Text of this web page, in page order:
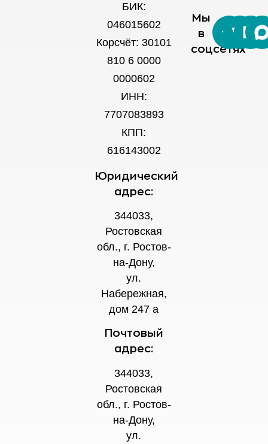
БИК:
046015602
Корсчёт: 30101
810 6 0000
0000602
ИНН:
7707083893
КПП:
616143002
Юридический
адрес:
344033,
Ростовская
обл., г. Ростов-
на-Дону,
ул.
Набережная,
дом 247 а
Почтовый
адрес:
344033,
Ростовская
обл., г. Ростов-
на-Дону,
ул.
Мы
в
соцсетях